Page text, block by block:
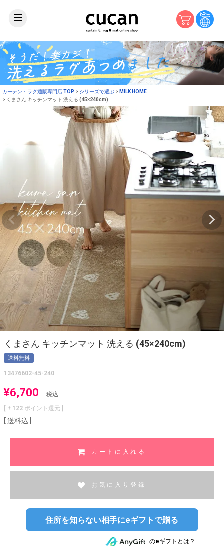
カーテン・ラグ通販専門店 TOP シリーズで選ぶ
MILK HOME
くまさん キッチンマット 洗える (45×240cm)
くまさん キッチンマット 洗える (45×240cm)
送料無料
13476602-45-240
¥6,700
税込
[ + 122 ポイント還元 ]
送料込
カートに入れる
お気に入り登録
住所を知らない相手にeギフトで贈る
のeギフトとは？